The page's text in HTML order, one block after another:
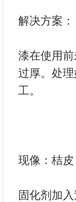
解决方案：
漆在使用
过厚。处
工。
现像：桔皮
固化剂加